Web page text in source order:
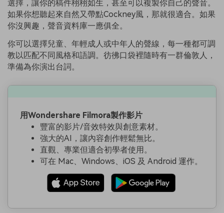
選擇，讓你的稿件栩栩如生，甚至可以複製你自己的聲音。
如果你想聽起來自然又帶點Cockney風，那就很適合。如果
你沒興趣，聲音資料庫一應俱全。
你可以選擇兒童、年輕成人或中年人的聲線，每一種都可調
教以匹配不同風格和語調。彷彿口袋裡隨時有一群倫敦人，
準備為你演出台詞。
用Wondershare Filmora製作影片
豐富的影片/音效特效與創意素材。
強大的AI，讓內容創作輕鬆無比。
直觀、專業但適合初學者使用。
可在 Mac、Windows、iOS 及 Android 運作。